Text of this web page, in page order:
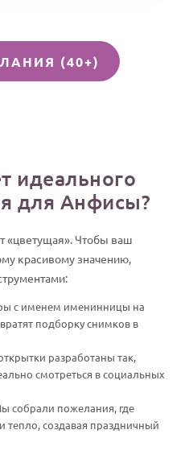
(40+)
идеального
для Анфисы?
«цветущая». Чтобы ваш
красивому значению,
с именем именинницы на
подборку снимков в
разработаны так,
смотреться в социальных
собрали пожелания, где
тепло, создавая праздничный